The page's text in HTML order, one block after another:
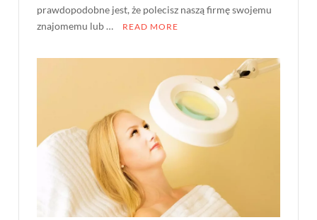
prawdopodobne jest, że polecisz naszą firmę swojemu
znajomemu lub …
READ MORE